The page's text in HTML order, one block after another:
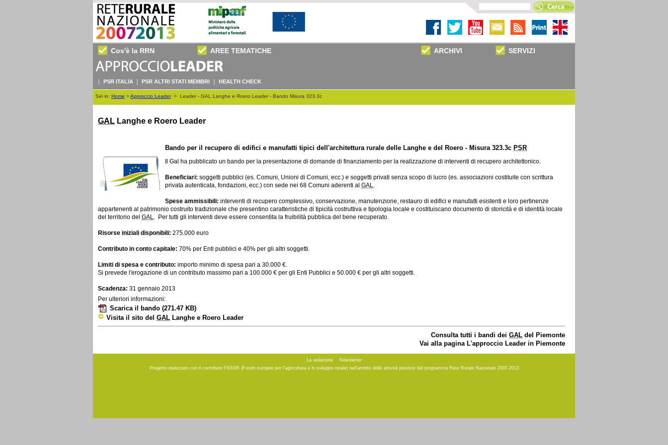
Cos'è la RRN AREE TEMATICHE ARCHIVI SERVIZI
PSR ITALIA PSR ALTRI STATI MEMBRI HEALTH CHECK
Sei in: Home >Approccio Leader> Leader - GAL Langhe e Roero Leader - Bando Misura 323.3c
GAL Langhe e Roero Leader
Bando per il recupero di edifici e manufatti tipici dell'architettura rurale delle Langhe e del Roero - Misura 323.3c PSR
Il Gal ha pubblicato un bando per la presentazione di domande di finanziamento per la realizzazione di interventi di recupero architettonico.
Beneficiari: soggetti pubblici (es. Comuni, Unioni di Comuni, ecc.) e soggetti privati senza scopo di lucro (es. associazioni costituite con scrittura
privata autenticata, fondazioni, ecc.) con sede nei 68 Comuni aderenti al GAL.
Spese ammissibili: interventi di recupero complessivo, conservazione, manutenzione, restauro di edifici e manufatti esistenti e loro pertinenze
appartenenti al patrimonio costruito tradizionale che presentino caratteristiche di tipicità costruttiva e tipologia locale e costituiscano documento di storicità e di identità locale
del territorio del GAL. Per tutti gli interventi deve essere consentita la fruibilità pubblica del bene recuperato.
Risorse iniziali disponibili: 275.000 euro
Contributo in conto capitale: 70% per Enti pubblici e 40% per gli altri soggetti.
Limiti di spesa e contributo: importo minimo di spesa pari a 30.000 €.
Si prevede l'erogazione di un contributo massimo pari a 100.000 € per gli Enti Pubblici e 50.000 € per gli altri soggetti.
Scadenza: 31 gennaio 2013
Per ulteriori informazioni:
Scarica il bando (271.47 KB)
Visita il sito del GAL Langhe e Roero Leader
Consulta tutti i bandi dei GAL del Piemonte
Vai alla pagina L'approccio Leader in Piemonte
La redazione
Newsletter
Progetto realizzato con il contributo FEASR (Fondo europeo per l'agricoltura e lo sviluppo rurale) nell'ambito delle attività previste dal programma Rete Rurale Nazionale 2007-2013